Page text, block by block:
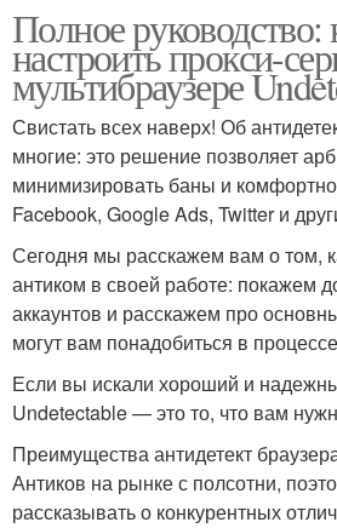
Полное руководство:
настроить прокси-
мультибраузере
Свистать всех наверх! Об
многие: это решение позволяет
минимизировать баны и
Facebook, Google Ads, Twitter и
Сегодня мы расскажем вам о том,
антиком в своей работе: покажем
аккаунтов и расскажем про
могут вам понадобиться в
Если вы искали хороший и
Undetectable — это то, что вам
Преимущества антидетект
Антиков на рынке с полсотни,
рассказывать о конкурентных